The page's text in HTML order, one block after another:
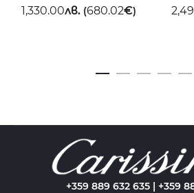
1,330.00лв. (680.02€)
+359 889 632 635 | +359